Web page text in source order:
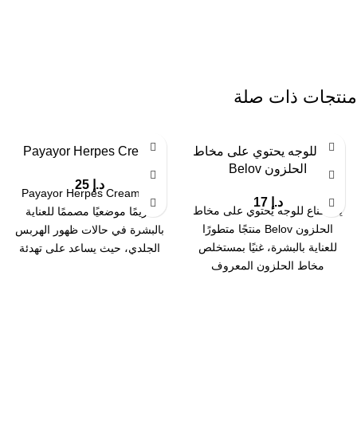
منتجات ذات صلة
قناع للوجه يحتوي على مخاط
الحلزون Belov
د.إ 17
يُعد قناع للوجه يحتوي على مخاط
الحلزون Belov منتجًا متطورًا
للعناية بالبشرة، غنيًا بمستخلص
مخاط الحلزون المعروف
Payayor Herpes Cream
د.إ 25
يُعد Payayor Herpes Cream
كريمًا موضعيًا مصممًا للعناية
بالبشرة في حالات ظهور الهربس
الجلدي، حيث يساعد على تهدئة